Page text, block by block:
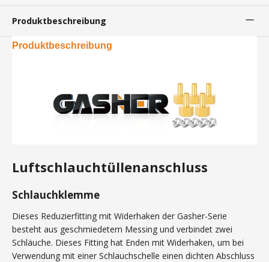
Produktbeschreibung
Produktbeschreibung
Luftschlauchtüllenanschluss
Schlauchklemme
Dieses Reduzierfitting mit Widerhaken der Gasher-Serie
besteht aus geschmiedetem Messing und verbindet zwei
Schläuche. Dieses Fitting hat Enden mit Widerhaken, um bei
Verwendung mit einer Schlauchschelle einen dichten Abschluss